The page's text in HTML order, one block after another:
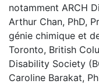
notamment ARCH
Arthur Chan, PhD,
génie chimique et
Toronto, British
Disability Society
Caroline Barakat,